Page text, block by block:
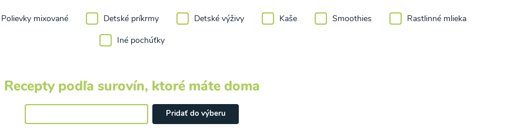
Polievky mixované Detské príkrmy Detské výživy Kaše Smoothies
Rastlinné mlieka
Iné pochúťky
Recepty podľa surovín, ktoré máte doma
Pridať do výberu